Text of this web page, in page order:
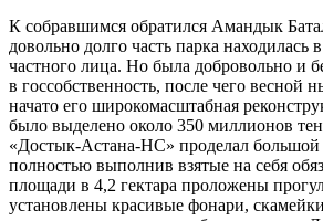
К собравшимся обратился Амандык
довольно долго часть парка находилась
частного лица. Но была добровольно и
в госсобственность, после чего весной
начато его широкомасштабная
было выделено около 350 миллионов
«Достык-Астана-НС» проделал большой
полностью выполнив взятые на себя
площади в 4,2 гектара проложены
установлены красивые фонари,